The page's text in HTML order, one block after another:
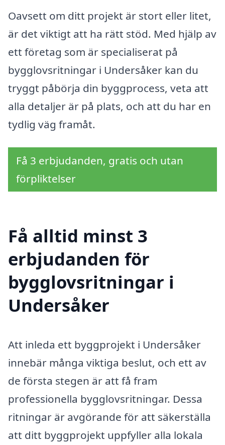
Oavsett om ditt projekt är stort eller litet,
är det viktigt att ha rätt stöd. Med hjälp av
ett företag som är specialiserat på
bygglovsritningar i Undersåker kan du
tryggt påbörja din byggprocess, veta att
alla detaljer är på plats, och att du har en
tydlig väg framåt.
Få 3 erbjudanden, gratis och utan
förpliktelser
Få alltid minst 3
erbjudanden för
bygglovsritningar i
Undersåker
Att inleda ett byggprojekt i Undersåker
innebär många viktiga beslut, och ett av
de första stegen är att få fram
professionella bygglovsritningar. Dessa
ritningar är avgörande för att säkerställa
att ditt byggprojekt uppfyller alla lokala